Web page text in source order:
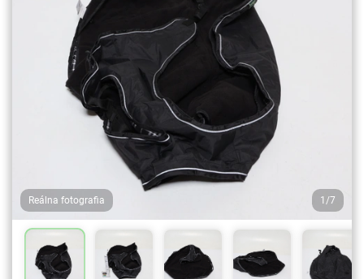
Reálna fotografia 1/7